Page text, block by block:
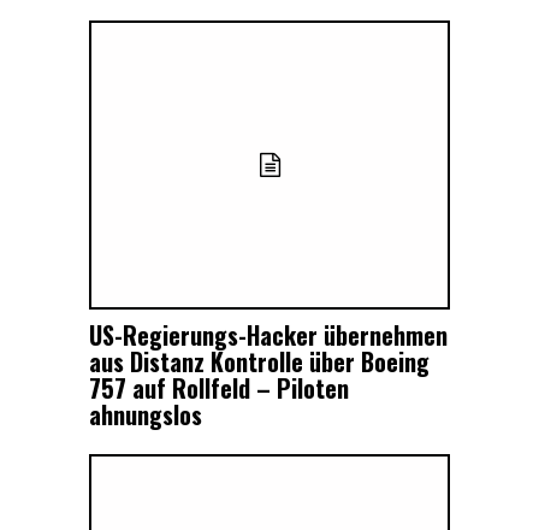
US-Regierungs-Hacker übernehmen
aus Distanz Kontrolle über Boeing
757 auf Rollfeld – Piloten
ahnungslos